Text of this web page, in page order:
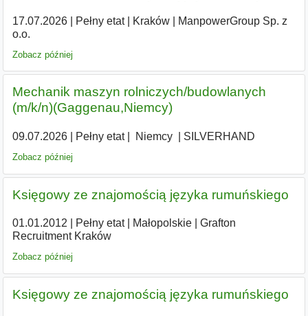
17.07.2026| Pełny etat| Kraków|
ManpowerGroup Sp. z
o.o.
Zobacz później
Mechanik maszyn rolniczych/budowlanych
(m/k/n)(Gaggenau,Niemcy)
09.07.2026| Pełny etat| Niemcy SILVERHAND
Zobacz później
Księgowy ze znajomością języka rumuńskiego
01.01.2012 Pełny etat| Małopolskie|
Grafton
Recruitment Kraków
Zobacz później
Księgowy ze znajomością języka rumuńskiego